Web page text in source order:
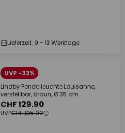
Lieferzeit: 9 - 13 Werktage
UVP -33%
Lindby Pendelleuchte Louisanne,
verstellbar, braun, Ø 35 cm
CHF 129.90
UVPCHF 195.90